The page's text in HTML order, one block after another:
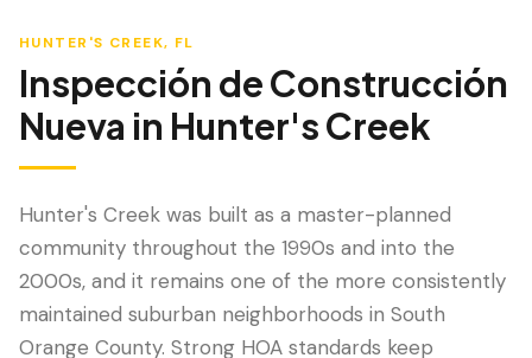
HUNTER'S CREEK, FL
Inspección de Construcción
Nueva in Hunter's Creek
Hunter's Creek was built as a master-planned
community throughout the 1990s and into the
2000s, and it remains one of the more consistently
maintained suburban neighborhoods in South
Orange County. Strong HOA standards keep